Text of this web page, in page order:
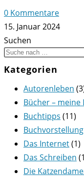
0 Kommentare
15. Januar 2024
Suchen
Kategorien
Autorenleben
Bücher – meine
Buchtipps (11)
Buchvorstellung
Das Internet(1)
Das Schreiben
Die